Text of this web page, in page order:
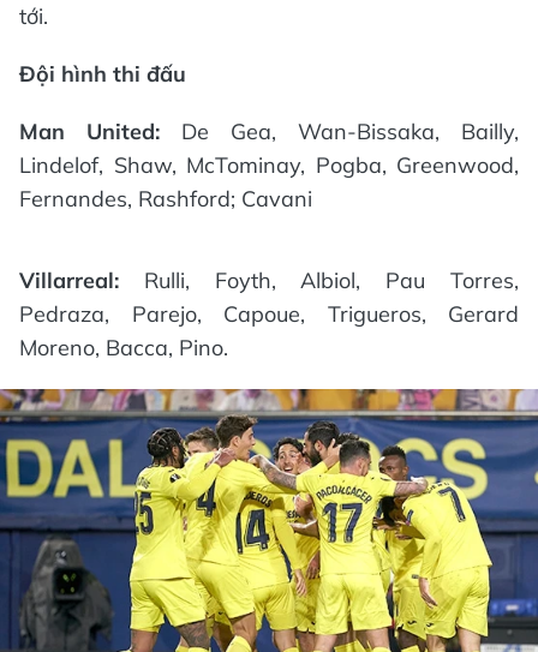
tới.
Đội hình thi đấu
Man United: De Gea, Wan-Bissaka, Bailly,
Lindelof, Shaw, McTominay, Pogba, Greenwood,
Fernandes, Rashford; Cavani
Villarreal: Rulli, Foyth, Albiol, Pau Torres,
Pedraza, Parejo, Capoue, Trigueros, Gerard
Moreno, Bacca, Pino.